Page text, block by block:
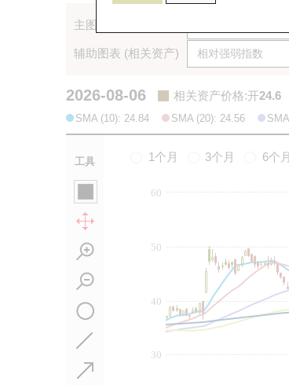
主图表 (相关资产)
辅助图表 (相关资产)
2026-08-06 相关资产价格:开24.6
SMA (10): 24.84 SMA (20): 24.56
工具 1个月 3个月 6个月
30
40
50
60